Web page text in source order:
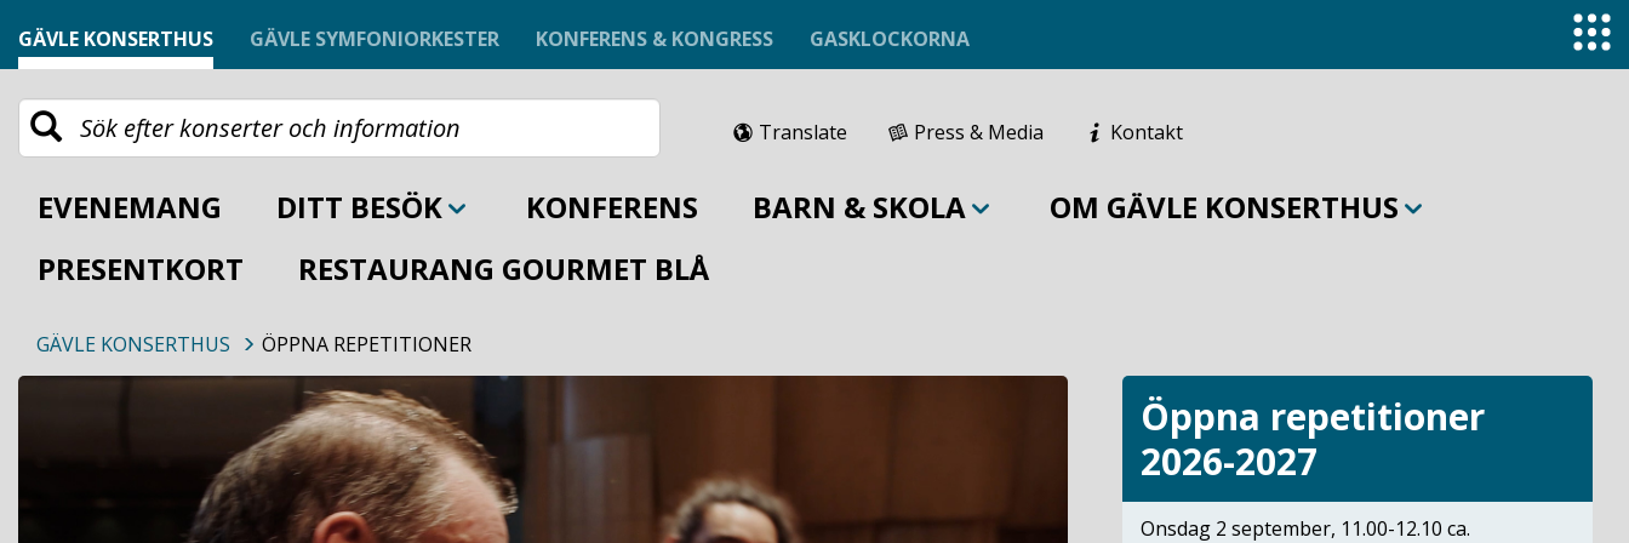
GÄVLE KONSERTHUS GÄVLE SYMFONIORKESTER KONFERENS & KONGRESS GASKLOCKORNA
Translate Press & Media Kontakt
EVENEMANG DITT BESÖK KONFERENS BARN & SKOLA
OM GÄVLE KONSERTHUS
PRESENTKORT
RESTAURANG GOURMET BLÅ
GÄVLE KONSERTHUS ÖPPNA REPETITIONER
Öppna repetitioner
2026-2027
Onsdag 2 september, 11.00-12.10 ca.